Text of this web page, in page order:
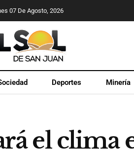
07 De Agosto, 2026
Deportes Minería
el clima